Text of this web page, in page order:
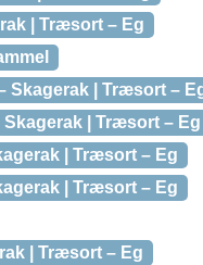
| Træsort – Eg
| Træsort –
| Træsort – Eg
| Træsort – Eg
| Træsort – Eg
| Træsort – Eg